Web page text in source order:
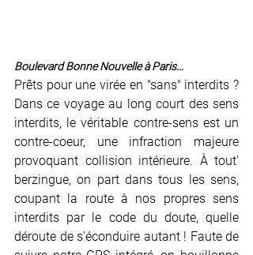
Boulevard Bonne Nouvelle à Paris...
Prêts pour une virée en "sans" interdits ?
Dans ce voyage au long court des sens
interdits, le véritable contre-sens est un
contre-coeur, une infraction majeure
provoquant collision intérieure. À tout'
berzingue, on part dans tous les sens,
coupant la route à nos propres sens
interdits par le code du doute, quelle
déroute de s'éconduire autant ! Faute de